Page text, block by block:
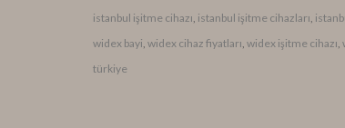
istanbul işitme cihazı istanbul işitme cihazları
widex bayi widex cihaz fiyatları widex işitme cihazı
türkiye